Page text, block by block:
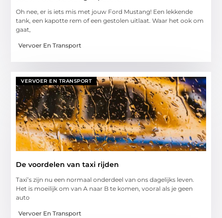
Oh nee, er is iets mis met jouw Ford Mustang! Een lekkende
tank, een kapotte rem of een gestolen uitlaat. Waar het ook om
gaat,
Vervoer En Transport
VERVOER EN TRANSPORT
De voordelen van taxi rijden
Taxi’s zijn nu een normaal onderdeel van ons dagelijks leven.
Het is moeilijk om van A naar B te komen, vooral als je geen
auto
Vervoer En Transport